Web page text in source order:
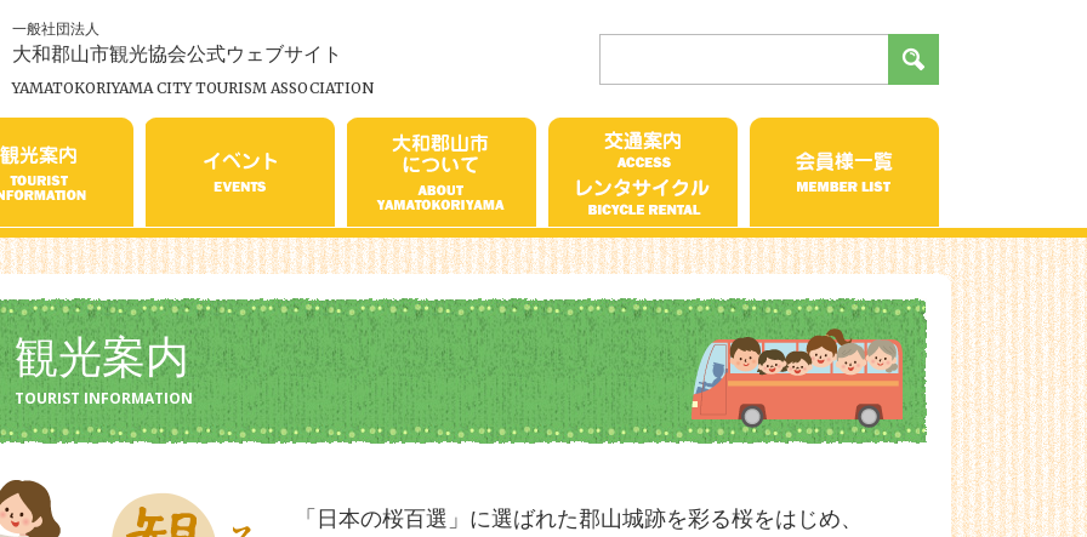
一般社団法人
大和郡山市観光協会公式ウェブサイト
YAMATOKORIYAMA CITY TOURISM ASSOCIATION
観光案内
TOURIST INFORMATION
「日本の桜百選」に選ばれた郡山城跡を彩る桜をはじめ、